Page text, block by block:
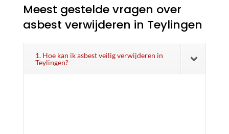
Meest gestelde vragen over
asbest verwijderen in Teylingen
1. Hoe kan ik asbest veilig verwijderen in
Teylingen?